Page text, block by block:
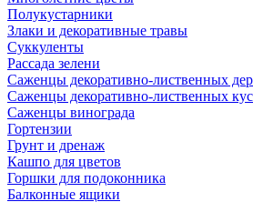
Полукустарники
Злаки и декоративные травы
Суккуленты
Рассада зелени
Саженцы декоративно-лиственных
Саженцы декоративно-лиственных
Саженцы винограда
Гортензии
Грунт и дренаж
Кашпо для цветов
Горшки для подоконника
Балконные ящики